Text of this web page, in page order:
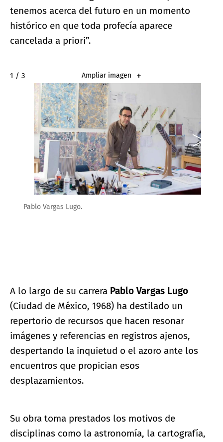
tenemos acerca del futuro en un momento
histórico en que toda profecía aparece
cancelada a priori”.
2 / 3 Ampliar imagen
Pablo Vargas Lugo.
A lo largo de su carrera Pablo Vargas Lugo
(Ciudad de México, 1968) ha destilado un
repertorio de recursos que hacen resonar
imágenes y referencias en registros ajenos,
despertando la inquietud o el azoro ante los
encuentros que propician esos
desplazamientos.
Su obra toma prestados los motivos de
disciplinas como la astronomía, la cartografía,